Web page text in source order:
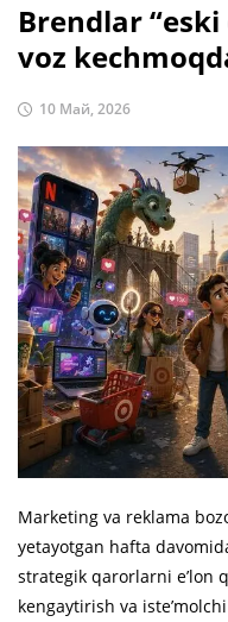
Brendlar
voz
10 Май, 2026
Marketing va reklama
yetayotgan hafta
strategik qarorlarni e’lon
kengaytirish va